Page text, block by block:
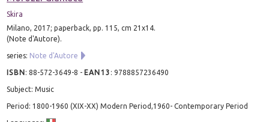
Skira
Milano, 2017; paperback, pp. 115, cm 21x14.
(Note d'Autore).
series: Note d'Autore
ISBN:88-572-3649-8 - EAN13 :9788857236490
Subject: Music
Period: 1800-1960 (XIX-XX) Modern Period,1960- Contemporary Period